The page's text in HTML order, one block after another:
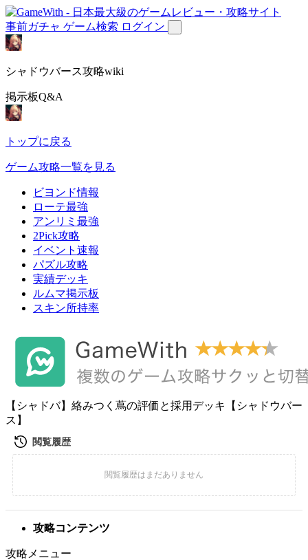
事前ガチャ ゲーム検索 ログイン
シャドウバース攻略wiki
掲示板Q&A
トップに戻る
ゲーム攻略一覧を見る
ビヨンド情報
ローテ最強
アンリミ最強
2Pick攻略
イベント速報
パズル攻略
実績デッキ
ルムマ掲示板
スキン所持率
【シャドバ】絡みつく蔦の評価と採用デッキ【シャドウバー
ス】
攻略コンテンツ
攻略メニュー